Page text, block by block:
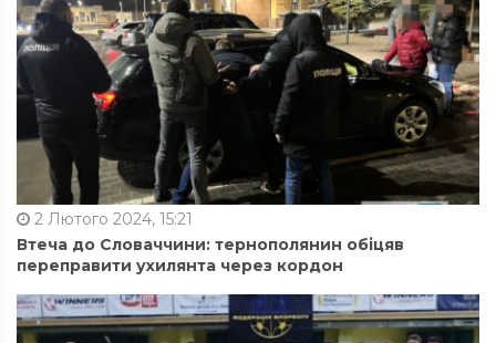
2 Лютого 2024, 15:21
Втеча до Словаччини: тернополянин обіцяв
переправити ухилянта через кордон